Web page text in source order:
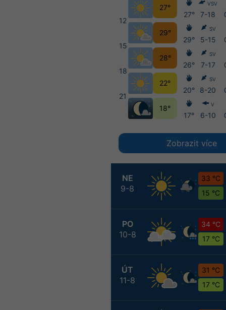
NE
9-8
33 °C
15 °C
PO
10-8
34 °C
17 °C
ÚT
11-8
31 °C
17 °C
12
15
18
21
27°
29°
28°
22°
18°
27°
29°
26°
20°
17°
VSV
7-18
SV
5-15
SV
7-17
SV
8-20
V
6-10
Zobrazit více